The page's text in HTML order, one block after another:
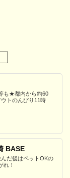
も★都内から約60
トのんびり11時
BASE
だ後はペットOKの
れ！